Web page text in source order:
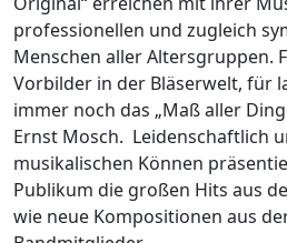
professionellen und zugleich
Menschen aller Altersgruppen.
Vorbilder in der Bläserwelt, für
immer noch das „Maß aller
Ernst Mosch. Leidenschaftlich
musikalischen Können
Publikum die großen Hits aus
wie neue Kompositionen aus